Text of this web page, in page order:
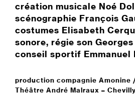
création musicale Noé
scénographie François
costumes Elisabeth
sonore, régie son
conseil sportif Emmanuel
production compagnie Amonine
Théâtre André Malraux –